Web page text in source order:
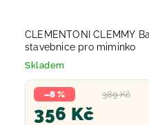
CLEMENTONI CLEMMY
stavebnice pro miminko
Skladem
389 Kč
–8 %
356 Kč